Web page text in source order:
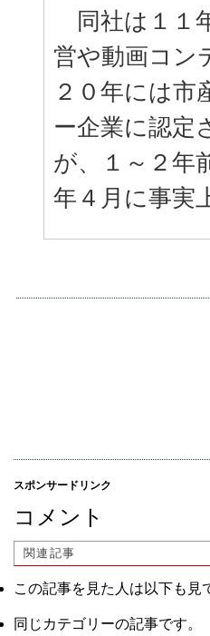
同社は１１
営や動画コン
２０年には市
ー企業に認定
が、１～２年
年４月に事実
スポンサードリンク
コメント
関連記事
この記事を見た人は以下も見
同じカテゴリーの記事です。